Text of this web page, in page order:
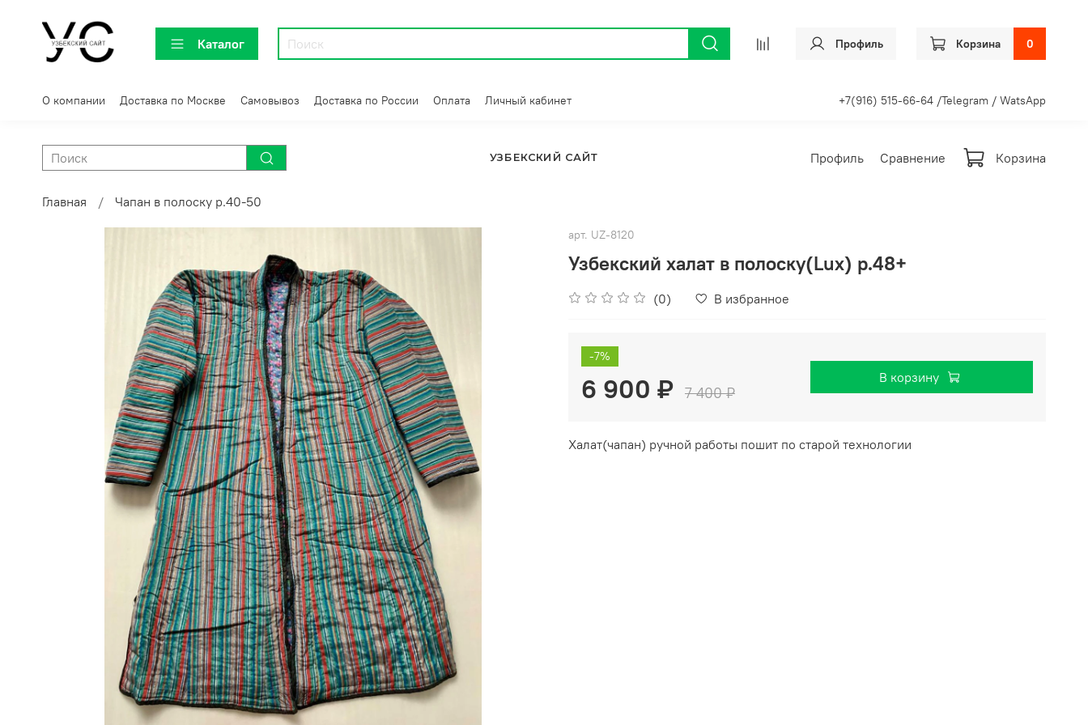
Каталог Профиль Корзина 0
О компании Доставка по Москве Самовывоз Доставка по России Оплата Личный кабинет +7(916) 515-66-64 /Telegram / WatsApp
УЗБЕКСКИЙ САЙТ Профиль Сравнение Корзина
Главная Чапан в полоску р.40-50
арт. UZ-8120
Узбекский халат в полоску(Lux) р.48+
(0) В избранное
-7%
6 900 ₽ 7 400 ₽
В корзину
Халат(чапан) ручной работы пошит по старой технологии